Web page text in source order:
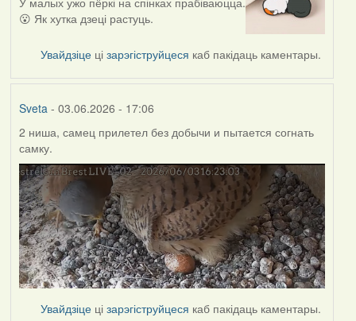
😮 Як хутка дзеці растуць.
Увайдзіце цізарэгіструйцеся каб пакідаць каментары.
Sveta- 03.06.2026 - 17:06
2 ниша, самец прилетел без добычи и пытается согнать
самку.
Увайдзіце цізарэгіструйцеся каб пакідаць каментары.